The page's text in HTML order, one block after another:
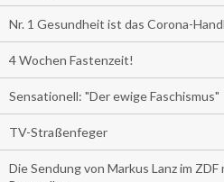
Nr. 1 Gesundheit ist das Corona-
4 Wochen Fastenzeit!
Sensationell: "Der ewige Faschismus"
TV-Straßenfeger
Die Sendung von Markus Lanz im